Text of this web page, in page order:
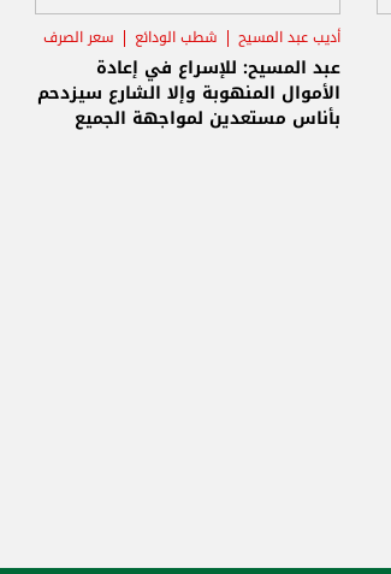
أديب عبد المسيح شطب الودائع سعر الصرف
عبد المسيح: للإسراع في إعادة
الأموال المنهوبة وإلا الشارع سيزدحم
بأناس مستعدين لمواجهة الجميع